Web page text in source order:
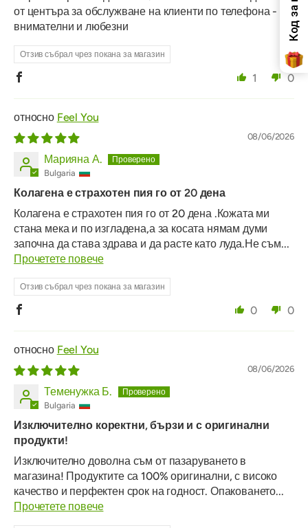
от центъра за обслужване на клиенти по телефона -
внимателни и любезни
Отзив събрал чрез покана за магазин
1 0
Feel You
08/06/2026
Марияна А.
Bulgaria
Колагена е страхотен пия го от 20 дена
Колагена е страхотен пия го от 20 дена .Кожата ми
стана мека и по изгладена,а за косата нямам думи
започна да става здрава и да расте като луда.Не съм...
Прочетете повече
Отзив събрал чрез покана за магазин
0 0
Feel You
08/06/2026
Теменужка Б.
Bulgaria
Изключително коректни, бързи и с оригинални
продукти!
Изключително доволна съм от пазаруването в
магазина! Продуктите са 100% оригинални, с високо
качество и перфектен срок на годност. Опаковането...
Прочетете повече